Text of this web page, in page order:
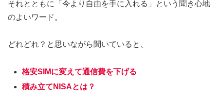
それとともに「今より自由を手に入れる」という聞き心地
のよいワード。
どれどれ？と思いながら聞いていると、
格安SIMに変えて通信費を下げる
積み立てNISAとは？